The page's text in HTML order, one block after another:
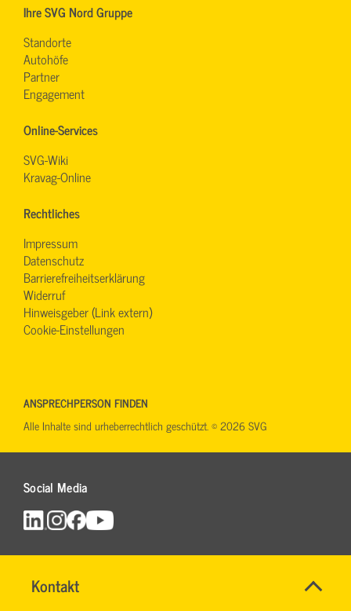
Kontakt
TEAM
Name*
Ihre SVG Nord Gruppe
Standorte
Autohöfe
Partner
Engagement
Online-Services
SVG-Wiki
Kravag-Online
Rechtliches
Impressum
Datenschutz
Barrierefreiheitserklärung
Widerruf
Hinweisgeber (Link extern)
Cookie-Einstellungen
Social Media
ANSPRECHPERSON FINDEN
Alle Inhalte sind urheberrechtlich geschützt. © 2026 SVG